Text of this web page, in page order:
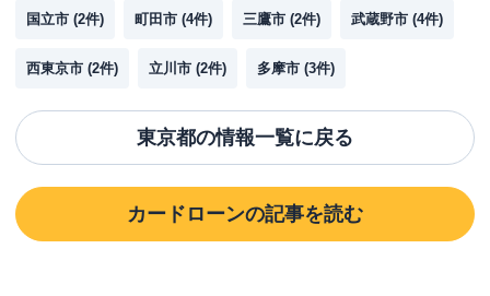
国立市 (2件) 町田市 (4件) 三鷹市 (2件) 武蔵野市 (4件)
西東京市 (2件) 立川市 (2件) 多摩市 (3件)
東京都の情報一覧に戻る
カードローンの記事を読む